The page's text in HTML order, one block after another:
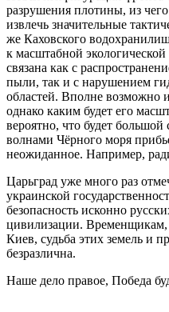
разрушения плотины, из
извлечь значительные
же Каховского
к масштабной экологической
связана как с
пыли, так и с нарушением
областей. Вполне возможно
однако каким будет его
вероятно, что будет
волнами Чёрного моря
неожиданное. Например,
Царьград уже много раз
украинской
безопасность исконно
цивилизации. Временщикам,
Киев, судьба этих земель и
безразлична.
Наше дело правое, Победа